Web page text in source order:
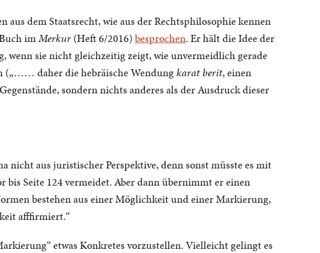
aus dem Staatsrecht, wie aus der Rechtsphilosophie kennen
imMerkur (Heft 6/2016) besprochen. Er hält die Idee der
sie nicht gleichzeitig zeigt, wie unvermeidlich gerade
(„…… daher die hebräische Wendungkarat berit, einen
sondern nichts anderes als der Ausdruck dieser
nicht aus juristischer Perspektive, denn sonst müsste es mit
Seite 124 vermeidet. Aber dann übernimmt er einen
bestehen aus einer Möglichkeit und einer Markierung,
afffirmiert.“
etwas Konkretes vorzustellen. Vielleicht gelingt es